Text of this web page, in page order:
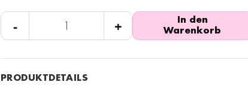
- +
In den
Warenkorb